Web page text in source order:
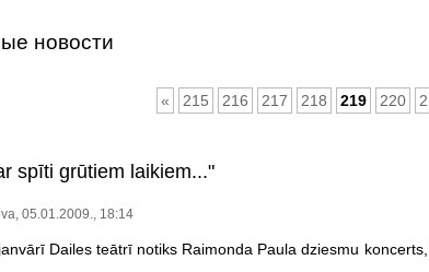
новости
« 215 216 217 218 219 220
spīti grūtiem laikiem..."
05.01.2009., 18:14
Dailes teātrī notiks Raimonda Paula dziesmu